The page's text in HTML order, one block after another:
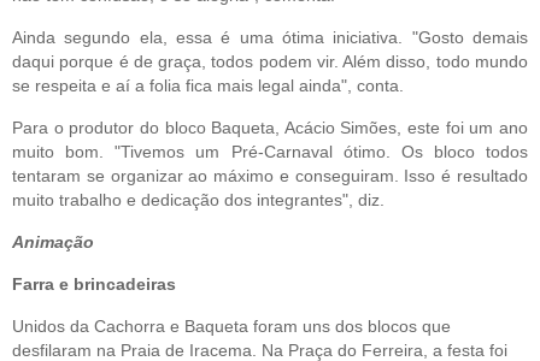
Ainda segundo ela, essa é uma ótima iniciativa. "Gosto demais
daqui porque é de graça, todos podem vir. Além disso, todo mundo
se respeita e aí a folia fica mais legal ainda", conta.
Para o produtor do bloco Baqueta, Acácio Simões, este foi um ano
muito bom. "Tivemos um Pré-Carnaval ótimo. Os bloco todos
tentaram se organizar ao máximo e conseguiram. Isso é resultado
muito trabalho e dedicação dos integrantes", diz.
Animação
Farra e brincadeiras
Unidos da Cachorra e Baqueta foram uns dos blocos que
desfilaram na Praia de Iracema. Na Praça do Ferreira, a festa foi